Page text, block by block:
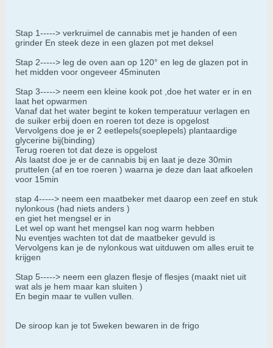
Stap 1-----> verkruimel de cannabis met je handen of een
grinder En steek deze in een glazen pot met deksel
​​​​​​Stap 2-----> leg de oven aan op 120° en leg de glazen pot in
het midden voor ongeveer 45minuten
Stap 3-----> neem een kleine kook pot ,doe het water er in en
laat het opwarmen
Vanaf dat het water begint te koken temperatuur verlagen en
de suiker erbij doen en roeren tot deze is opgelost
Vervolgens doe je er 2 eetlepels(soeplepels) plantaardige
glycerine bij(binding)
Terug roeren tot dat deze is opgelost
Als laatst doe je er de cannabis bij en laat je deze 30min
pruttelen (af en toe roeren ) waarna je deze dan laat afkoelen
voor 15min
​​​​​stap 4-----> neem een maatbeker met daarop een zeef en stuk
nylonkous (had niets anders )
en giet het mengsel er in
Let wel op want het mengsel kan nog warm hebben
Nu eventjes wachten tot dat de maatbeker gevuld is
Vervolgens kan je de nylonkous wat uitduwen om alles eruit te
krijgen
Stap 5-----> neem een glazen flesje of flesjes (maakt niet uit
wat als je hem maar kan sluiten )
En begin maar te vullen vullen.
De siroop kan je tot 5weken bewaren in de frigo